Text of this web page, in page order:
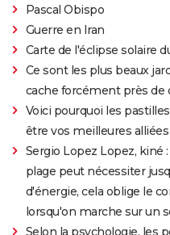
Pascal Obispo
Guerre en Iran
Carte de l'éclipse solaire
Ce sont les plus beaux
cache forcément près de
Voici pourquoi les
être vos meilleures
Sergio Lopez Lopez, kiné
plage peut nécessiter
d'énergie, cela oblige le
lorsqu'on marche sur un
Selon la psychologie, les